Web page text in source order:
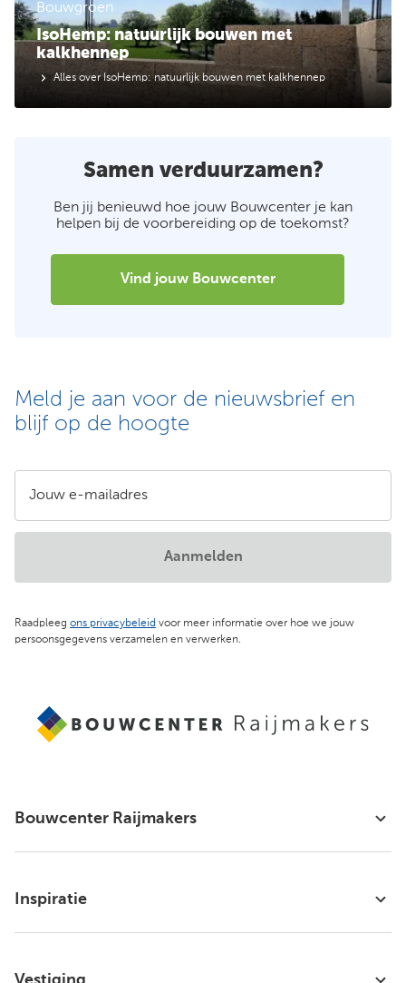
IsoHemp: natuurlijk bouwen met
kalkhennep
Bouwgroen
Alles over IsoHemp: natuurlijk bouwen met kalkhennep
Samen verduurzamen?
Ben jij benieuwd hoe jouw Bouwcenter je kan
helpen bij de voorbereiding op de toekomst?
Vind jouw Bouwcenter
Meld je aan voor de nieuwsbrief en
blijf op de hoogte
Jouw e-mailadres
Raadpleeg ons privacybeleid voor meer informatie over hoe we jouw
persoonsgegevens verzamelen en verwerken.
Aanmelden
Bouwcenter Raijmakers
Inspiratie